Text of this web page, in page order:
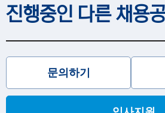
진행중인 다른 채용
문의하기